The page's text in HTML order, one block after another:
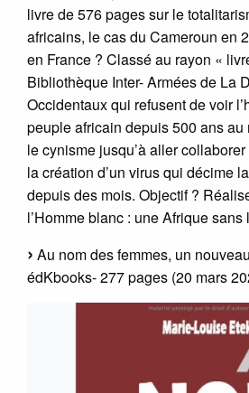
livre de 576 pages sur le
africains, le cas du Cameroun en
en France ? Classé au rayon «
Bibliothèque Inter- Armées de La
Occidentaux qui refusent de voir
peuple africain depuis 500 ans au
le cynisme jusqu’à aller
la création d’un virus qui décime
depuis des mois. Objectif ?
l’Homme blanc : une Afrique sans
Au nom des femmes, un
édKbooks- 277 pages (20 mars